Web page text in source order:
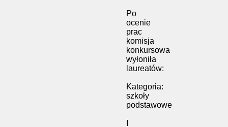
Po
ocenie
prac
komisja
konkursowa
wyłoniła
laureatów:
Kategoria:
szkoły
podstawowe